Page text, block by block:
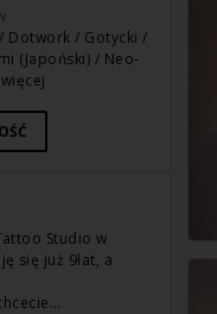
Dotwork / Gotycki /
(Japoński) / Neo-
Studio w
się już 9lat, a